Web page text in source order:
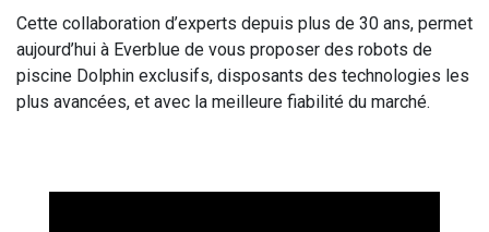
Cette collaboration d’experts depuis plus de 30 ans, permet
aujourd’hui à Everblue de vous proposer des robots de
piscine Dolphin exclusifs, disposants des technologies les
plus avancées, et avec la meilleure fiabilité du marché.